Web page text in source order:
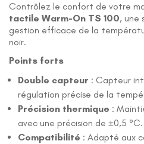
Contrôlez le confort de votre
tactile Warm-On TS 100, une
gestion efficace de la
noir.
Points forts
Double capteur : Capteur
régulation précise de la
Précision thermique :
avec une précision de ±0,5 °C.
Compatibilité : Adapté aux